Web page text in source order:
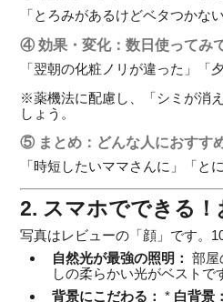
「とろみがあるけどベタつかな
④ 効果・変化：数日使ってみ
「翌朝の化粧ノリが違った」「
※薬機法に配慮し、「シミが消
しょう。
⑤ まとめ：どんな人におすす
「時短したいママさんに」「と
2. スマホでできる
写真はレビューの「顔」です。
自然光が最強の照明： 部屋
しの柔らかい光がベストで
背景にこだわる： * 白背景：